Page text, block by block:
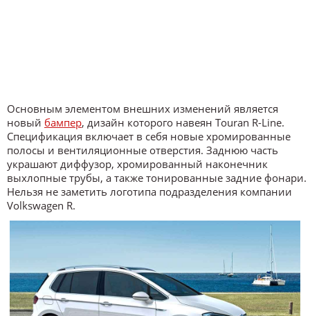
Основным элементом внешних изменений является
новый бампер, дизайн которого навеян Touran R-Line.
Спецификация включает в себя новые хромированные
полосы и вентиляционные отверстия. Заднюю часть
украшают диффузор, хромированный наконечник
выхлопные трубы, а также тонированные задние фонари.
Нельзя не заметить логотипа подразделения компании
Volkswagen R.